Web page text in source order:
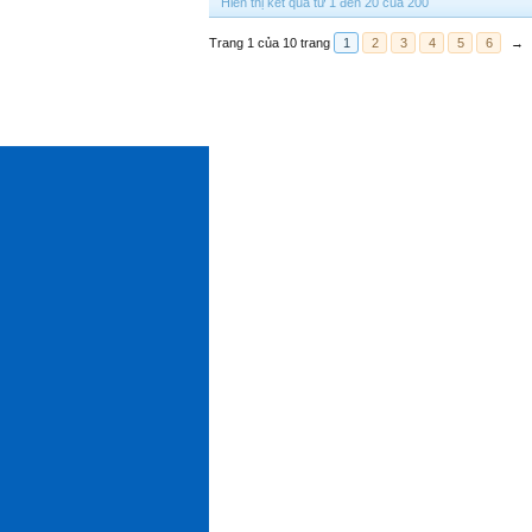
Trang 1 của 10 trang 1 2 3 4 5 6 →